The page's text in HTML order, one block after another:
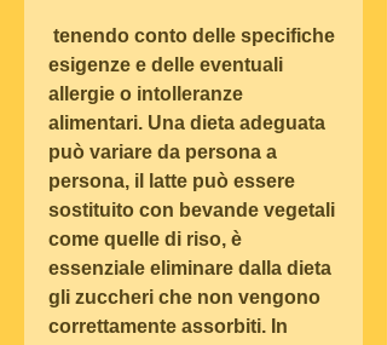
esigenze e delle eventuali
allergie o intolleranze
alimentari. Una dieta adeguata
può variare da persona a
persona, il latte può essere
sostituito con bevande vegetali
come quelle di riso, è
essenziale eliminare dalla dieta
gli zuccheri che non vengono
correttamente assorbiti. In